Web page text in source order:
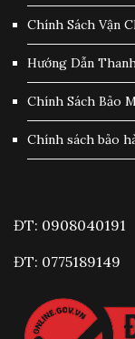
Chính Sách Vận
Hướng Dẫn
Chính Sách Bảo
Chính sách bảo
ĐT: 0908040191
ĐT: 0775189149